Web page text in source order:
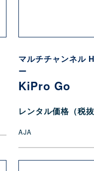
マルチチャンネル
ー
KiPro Go
レンタル価格（税
AJA